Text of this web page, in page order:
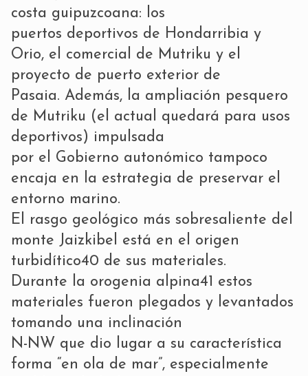
costa guipuzcoana: los
puertos deportivos de Hondarribia y
Orio, el comercial de Mutriku y el
proyecto de puerto exterior de
Pasaia. Además, la ampliación pesquero
de Mutriku (el actual quedará para usos
deportivos) impulsada
por el Gobierno autonómico tampoco
encaja en la estrategia de preservar el
entorno marino.
El rasgo geológico más sobresaliente del
monte Jaizkibel está en el origen
turbidítico40 de sus materiales.
Durante la orogenia alpina41 estos
materiales fueron plegados y levantados
tomando una inclinación
N-NW que dio lugar a su característica
forma “en ola de mar”, especialmente